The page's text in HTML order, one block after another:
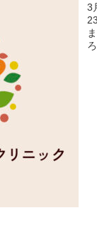
3
ます。 休診